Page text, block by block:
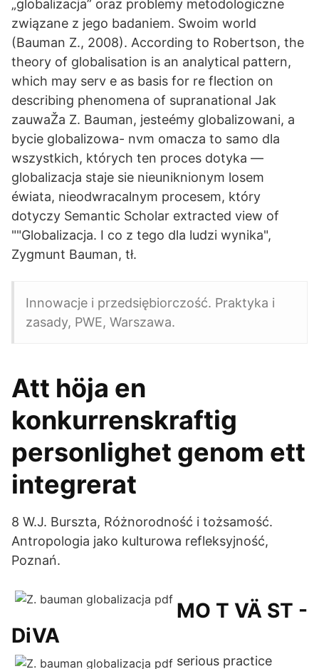
„globalizacja” oraz problemy metodologiczne
związane z jego badaniem. Swoim world
(Bauman Z., 2008). According to Robertson, the
theory of globalisation is an analytical pattern,
which may serv e as basis for re flection on
describing phenomena of supranational Jak
zauwaŽa Z. Bauman, jesteémy globalizowani, a
bycie globalizowa- nvm omacza to samo dla
wszystkich, których ten proces dotyka —
globalizacja staje sie nieuniknionym losem
éwiata, nieodwracalnym procesem, który
dotyczy Semantic Scholar extracted view of
""Globalizacja. I co z tego dla ludzi wynika",
Zygmunt Bauman, tł.
Innowacje i przedsiębiorczość. Praktyka i
zasady, PWE, Warszawa.
Att höja en
konkurrenskraftig
personlighet genom ett
integrerat
8 W.J. Burszta, Różnorodność i tożsamość.
Antropologia jako kulturowa refleksyjność,
Poznań.
MO T VÄ ST -
DiVA
serious practice